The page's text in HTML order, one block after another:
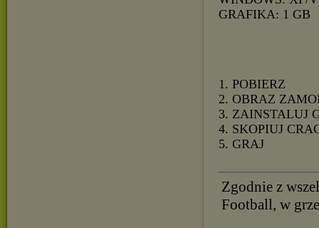
GRAFIKA: 1 GB
1. POBIERZ
2. OBRAZ
3. ZAINSTALUJ
4. SKOPIUJ
5. GRAJ
Zgodnie z
Football, w